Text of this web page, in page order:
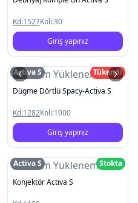
Kd:1527Koli:30
Giriş yapınız
Resim Yüklenemedi
Activa S
Tükendi
Dügme Dörtlü Spacy-Activa S
Kd:1282Koli:1000
Giriş yapınız
Resim Yüklenemedi
Activa S
Stokta
Konjektör Activa S